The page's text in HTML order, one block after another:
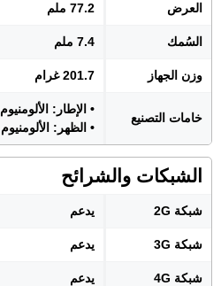
العرض 77.2 ملم
السُمك 7.4 ملم
وزن الجهاز 201.7 غرام
خامات التصنيع
• الإطار: الألومنيوم
• الظهر: الألومنيوم
الشبكات والشرائح
شبكة 2G يدعم
شبكة 3G يدعم
شبكة 4G يدعم